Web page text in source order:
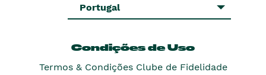
Portugal
Condições de Uso
Termos & Condições Clube de Fidelidade